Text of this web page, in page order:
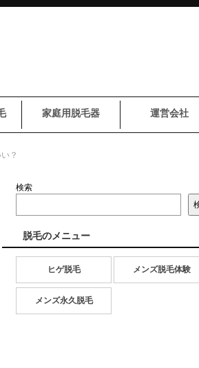
家庭用脱毛器 運営会社
？
検索
脱毛のメニュー
ヒゲ脱毛 メンズ脱毛体験
メンズ永久脱毛